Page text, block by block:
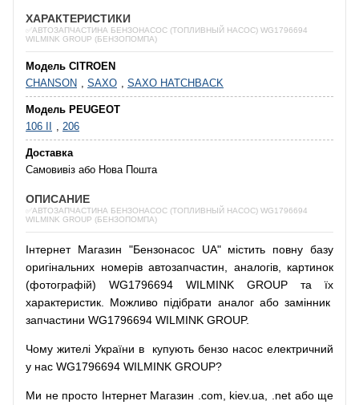
ХАРАКТЕРИСТИКИ
✅АВТОЗАПЧАСТИНА БЕНЗОНАСОС (ТОПЛИВНЫЙ НАСОС) WG1796694
WILMINK GROUP (БЕНЗОПОМПА)
Модель CITROEN
CHANSON , SAXO , SAXO HATCHBACK
Модель PEUGEOT
106 II
, 206
Доставка
Самовивіз або Нова Пошта
ОПИСАНИЕ
✅АВТОЗАПЧАСТИНА БЕНЗОНАСОС (ТОПЛИВНЫЙ НАСОС) WG1796694
WILMINK GROUP (БЕНЗОПОМПА)
Інтернет Магазин "Бензонасос UA" містить повну базу
оригінальних номерів автозапчастин аналогів,
картинок
(фотографій) WG1796694 WILMINK GROUP та їх
характеристик. Можливо підібрати аналог або замінник
запчастини WG1796694 WILMINK GROUP.
Чому жителі України в купують бензо насос електричний
у нас WG1796694 WILMINK GROUP?
Ми не просто Інтернет Магазин .com kiev.ua .net або ще